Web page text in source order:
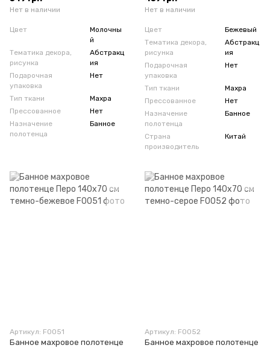
Нет в наличии
Цвет
Молочны
й
Тематика декора,
рисунка
Абстракц
ия
Подарочная
упаковка
Нет
Тип ткани
Махра
Прессованное
Нет
Назначение
полотенца
Банное
Нет в наличии
Цвет
Бежевый
Тематика декора,
рисунка
Абстракц
ия
Подарочная
упаковка
Нет
Тип ткани
Махра
Прессованное
Нет
Назначение
полотенца
Банное
Страна
производитель
Китай
Артикул: F0051
Банное махровое полотенце
Артикул: F0052
Банное махровое полотенце